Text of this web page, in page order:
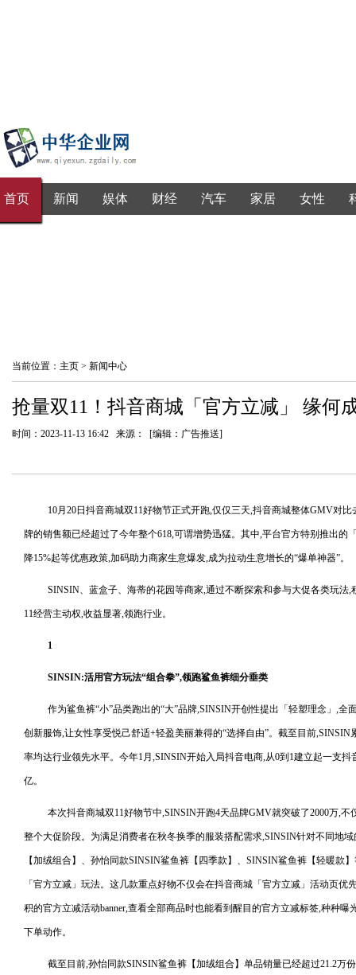
首页 新闻 娱体 财经 汽车 家居 女性
当前位置： 主页 > 新闻中心
抢量双11！抖音商城「官方立减」 缘何
时间：2023-11-13 16:42 来源： [编辑：广告推送]
10月20日抖音商城双11好物节正式开跑,仅仅三天,抖音商城整体GMV对
牌的销售额已经超过了今年整个618,可谓增势迅猛。其中,平台官方特别推出的
降15%起等优惠政策,加码助力商家生意爆发,成为拉动生意增长的“爆单神器”。
SINSIN、蓝盒子、海蒂的花园等商家,通过不断探索和参与大促各类玩法
11经营主动权,收益显著,领跑行业。
1
SINSIN:活用官方玩法“组合拳”,领跑鲨鱼裤细分垂类
作为鲨鱼裤“小”品类跑出的“大”品牌,SINSIN开创性提出「轻塑理念」,
创新服饰,让女性享受悦己舒适+轻盈美丽兼得的“选择自由”。截至目前
率均达行业领先水平。今年1月,SINSIN开始入局抖音电商,从0到1建立起一支
亿。
本次抖音商城双11好物节中,SINSIN开跑4天品牌GMV就突破了2000万,不
整个大促阶段。为满足消费者在秋冬换季的服装搭配需求,SINSIN针对不同地
【加绒组合】、孙怡同款SINSIN鲨鱼裤【四季款】、SINSIN鲨鱼裤【轻暖款
「官方立减」玩法。这几款重点好物不仅会在抖音商城「官方立减」活动页
积的官方立减活动banner,查看全部商品时也能看到醒目的官方立减标签,种种
下单动作。
截至目前,孙怡同款SINSIN鲨鱼裤【加绒组合】单品销量已经超过21.2万